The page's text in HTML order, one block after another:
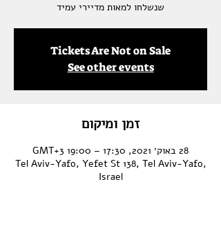
שנשלחו למאות מדיירי עמיד
Tickets Are Not on Sale
See other events
זמן ומיקום
28 באוק׳ 2021, 17:30 – 19:00 GMT‎+3‎
Tel Aviv-Yafo, Yefet St 138, Tel Aviv-Yafo,
Israel